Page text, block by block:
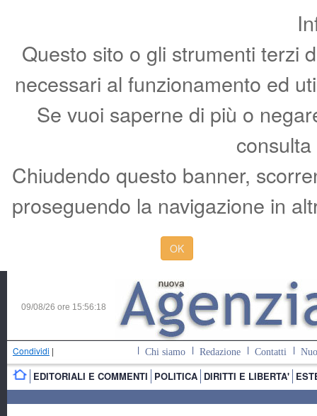
Questo sito o gli strumenti terzi
necessari al funzionamento ed
Se vuoi saperne di più o
Chiudendo questo banner,
proseguendo la navigazione in
OK
09/08/26 ore 15:56:19
Condividi | Chi siamo Redazione Contatti
EDITORIALI E COMMENTI POLITICA DIRITTI E LIBERTA'